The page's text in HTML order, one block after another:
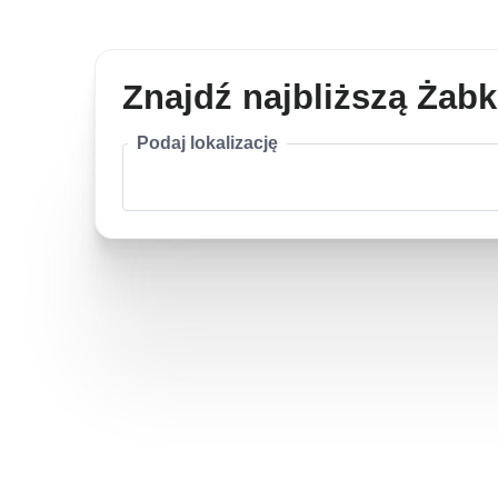
Znajdź najbliższą
Podaj lokalizację